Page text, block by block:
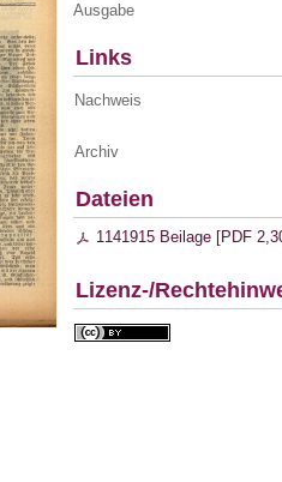
Ausgabe
Links
Nachweis
Archiv
Dateien
1141915 Beilage [PDF
Lizenz-/